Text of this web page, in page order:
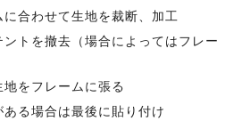
合わせて生地を裁断、加工
トを撤去（場合によってはフレー
をフレームに張る
る場合は最後に貼り付け